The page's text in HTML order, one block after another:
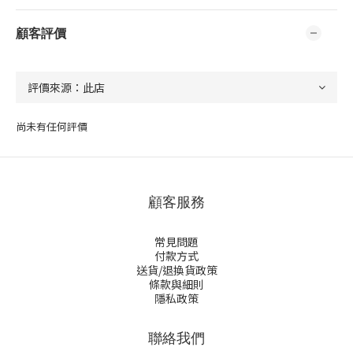
顧客評價
尚未有任何評價
顧客服務
常見問題
付款方式
送貨/退換貨政策
條款與細則
隱私政策
聯絡我們